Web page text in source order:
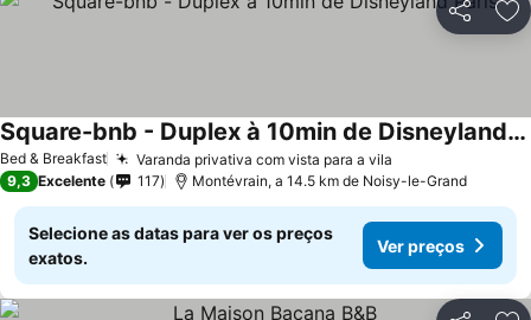
Partilhar
Bed & Breakfast Varanda privativa com vista para a vila
Square-bnb - Duplex à 10min de Disneyland Paris
Ver preços
9,3 Excelente 117 Montévrain, a 14.5 km de Noisy-le-Grand
Selecione as datas para ver os preços
exatos.
Ver preços